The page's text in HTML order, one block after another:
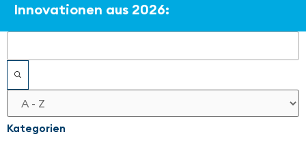
Innovationen aus 2026:
Filter
Kategorien